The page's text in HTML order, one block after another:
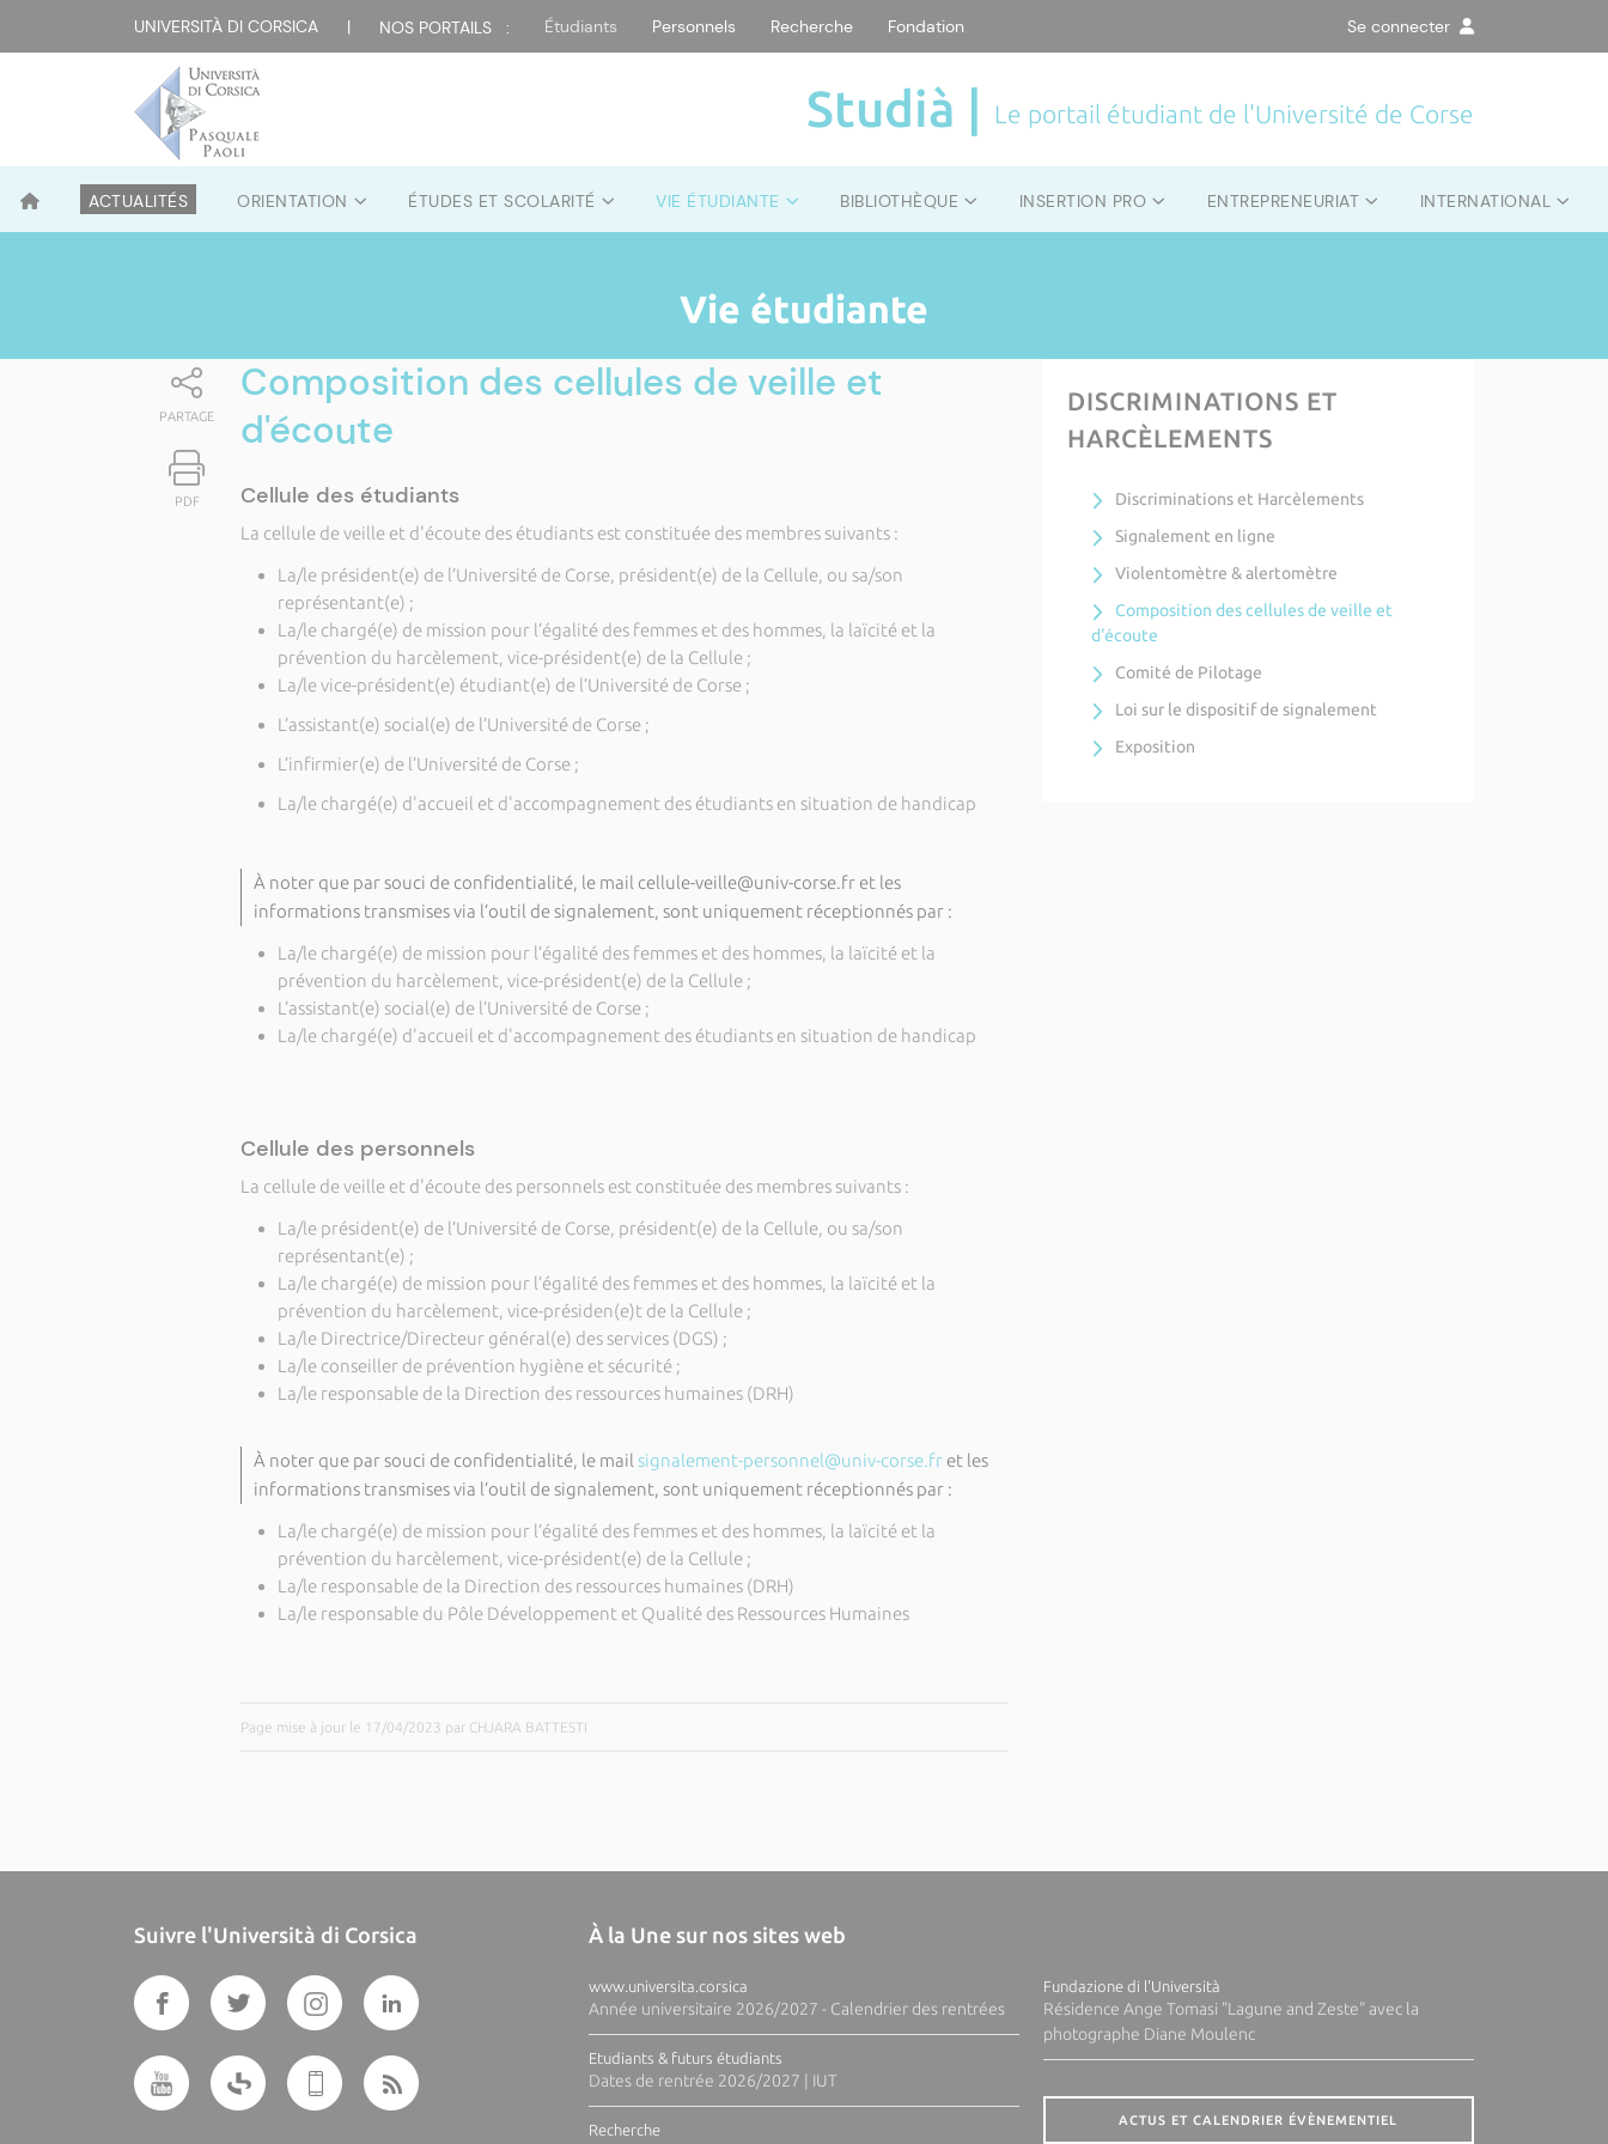
UNIVERSITÀ DI CORSICA | NOS PORTAILS : Étudiants Personnels Recherche Fondation Se connecter
Studià | Le portail étudiant de l'Université de Corse
ACTUALITÉS ORIENTATION ÉTUDES ET SCOLARITÉ VIE ÉTUDIANTE BIBLIOTHÈQUE INSERTION PRO ENTREPRENEURIAT INTERNATIONAL
Vie étudiante
PARTAGE
PDF
Composition des cellules de veille et
d'écoute
Cellule des étudiants
La cellule de veille et d'écoute des étudiants est constituée des membres suivants :
La/le président(e) de l’Université de Corse, président(e) de la Cellule, ou sa/son
représentant(e) ;
La/le chargé(e) de mission pour l’égalité des femmes et des hommes, la laïcité et la
prévention du harcèlement, vice-président(e) de la Cellule ;
La/le vice-président(e) étudiant(e) de l’Université de Corse ;
L’assistant(e) social(e) de l’Université de Corse ;
L’infirmier(e) de l’Université de Corse ;
La/le chargé(e) d'accueil et d'accompagnement des étudiants en situation de handicap
À noter que par souci de confidentialité, le mail cellule-veille@univ-corse.fr et les
informations transmises via l’outil de signalement, sont uniquement réceptionnés par :
La/le chargé(e) de mission pour l’égalité des femmes et des hommes, la laïcité et la
prévention du harcèlement, vice-président(e) de la Cellule ;
L’assistant(e) social(e) de l’Université de Corse ;
La/le chargé(e) d'accueil et d'accompagnement des étudiants en situation de handicap
Cellule des personnels
La cellule de veille et d'écoute des personnels est constituée des membres suivants :
La/le président(e) de l’Université de Corse, président(e) de la Cellule, ou sa/son
représentant(e) ;
La/le chargé(e) de mission pour l’égalité des femmes et des hommes, la laïcité et la
prévention du harcèlement, vice-présiden(e)t de la Cellule ;
La/le Directrice/Directeur général(e) des services (DGS) ;
La/le conseiller de prévention hygiène et sécurité ;
La/le responsable de la Direction des ressources humaines (DRH)
À noter que par souci de confidentialité, le mail signalement-personnel@univ-corse.fret les
informations transmises via l’outil de signalement, sont uniquement réceptionnés par :
La/le chargé(e) de mission pour l’égalité des femmes et des hommes, la laïcité et la
prévention du harcèlement, vice-président(e) de la Cellule ;
La/le responsable de la Direction des ressources humaines (DRH)
La/le responsable du Pôle Développement et Qualité des Ressources Humaines
Page mise à jour le 17/04/2023 par CHJARA BATTESTI
DISCRIMINATIONS ET
HARCÈLEMENTS
Discriminations et Harcèlements
Signalement en ligne
Violentomètre & alertomètre
Composition des cellules de veille et
d'écoute
Comité de Pilotage
Loi sur le dispositif de signalement
Exposition
Suivre l'Università di Corsica À la Une sur nos sites web
www.universita.corsica
Année universitaire 2026/2027 - Calendrier des rentrées
Etudiants & futurs étudiants
Dates de rentrée 2026/2027 | IUT
Recherche
Fundazione di l'Università
Résidence Ange Tomasi "Lagune and Zeste" avec la
photographe Diane Moulenc
ACTUS ET CALENDRIER ÉVÈNEMENTIEL